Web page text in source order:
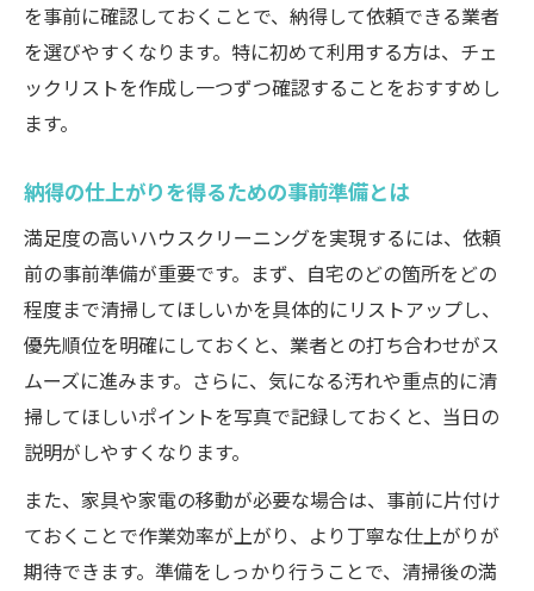
を事前に確認しておくことで、納得して依頼できる業者
を選びやすくなります。特に初めて利用する方は、チェ
ックリストを作成し一つずつ確認することをおすすめし
ます。
納得の仕上がりを得るための事前準備とは
満足度の高いハウスクリーニングを実現するには、依頼
前の事前準備が重要です。まず、自宅のどの箇所をどの
程度まで清掃してほしいかを具体的にリストアップし、
優先順位を明確にしておくと、業者との打ち合わせがス
ムーズに進みます。さらに、気になる汚れや重点的に清
掃してほしいポイントを写真で記録しておくと、当日の
説明がしやすくなります。
また、家具や家電の移動が必要な場合は、事前に片付け
ておくことで作業効率が上がり、より丁寧な仕上がりが
期待できます。準備をしっかり行うことで、清掃後の満